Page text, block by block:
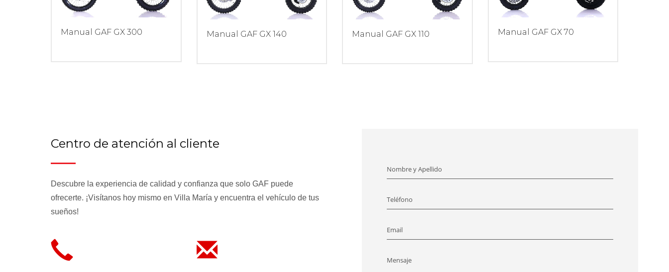
Manual GAF GX 300 Manual GAF GX 140 Manual GAF GX 110 Manual GAF GX 70
Centro de atención al cliente
Descubre la experiencia de calidad y confianza que solo GAF puede
ofrecerte. ¡Visítanos hoy mismo en Villa María y encuentra el vehículo de tus
sueños!
Nombre y Apellido
Teléfono
Email
Mensaje